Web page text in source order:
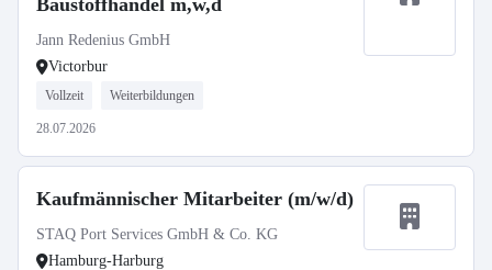
Baustoffhandel m,w,d
Jann Redenius GmbH
Victorbur
Vollzeit Weiterbildungen
28.07.2026
Kaufmännischer Mitarbeiter (m/w/d)
STAQ Port Services GmbH & Co. KG
Hamburg-Harburg